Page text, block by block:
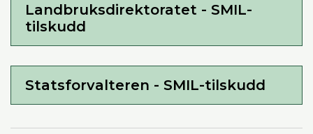
Landbruksdirektoratet - SMIL-
tilskudd
Statsforvalteren - SMIL-tilskudd